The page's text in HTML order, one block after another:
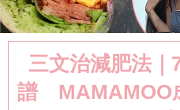
三文治減肥法｜
譜 MAMAMOO